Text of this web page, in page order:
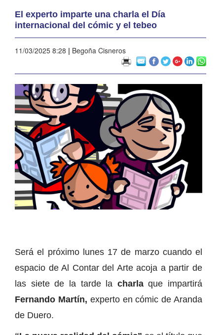
El experto imparte una charla el Día
internacional del cómic y el tebeo
11/03/2025 8:28 | Begoña Cisneros
Será el próximo lunes 17 de marzo cuando el
espacio de Al Contar del Arte acoja a partir de
las siete de la tarde la charlaque impartirá
Fernando Martín, experto en cómic de Aranda
de Duero.